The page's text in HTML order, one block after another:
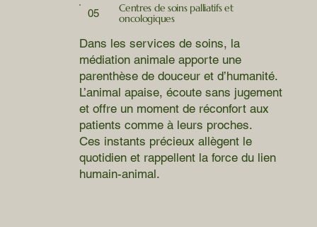
05
Centres de soins palliatifs et
oncologiques
Dans les services de soins, la
médiation animale apporte une
parenthèse de douceur et d’humanité.
L’animal apaise, écoute sans jugement
et offre un moment de réconfort aux
patients comme à leurs proches.
Ces instants précieux allègent le
quotidien et rappellent la force du lien
humain-animal.